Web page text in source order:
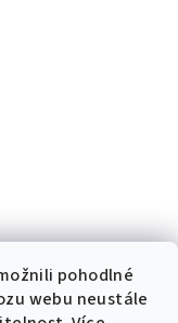
pohodlné
webu neustále